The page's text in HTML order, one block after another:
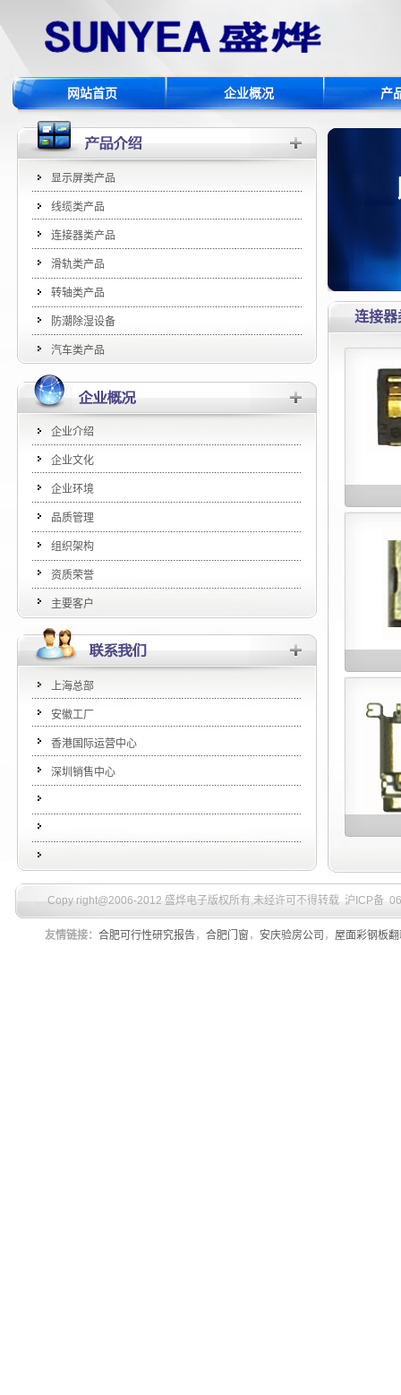
网站首页 企业概况 产
显示屏类产品
线缆类产品
连接器类产品
滑轨类产品
转轴类产品
防潮除湿设备
汽车类产品
企业介绍
企业文化
企业环境
品质管理
组织架构
资质荣誉
主要客户
上海总部
安徽工厂
香港国际运营中心
深圳销售中心
连接器
Copy right@2006-2012 盛烨电子版权所有,未经许可不得转载 沪ICP备
友情链接： 合肥可行性研究报告， 合肥门窗 ， 安庆验房公司 ， 屋面彩钢板